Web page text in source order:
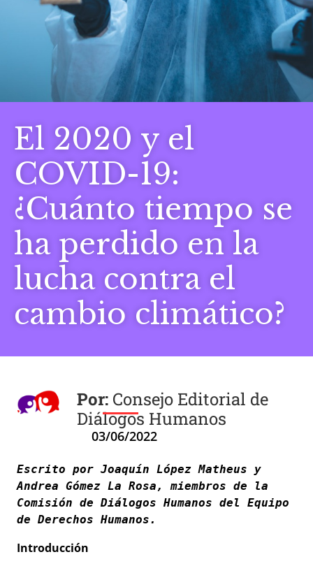
El 2020 y el
COVID-19:
¿Cuánto tiempo se
ha perdido en la
lucha contra el
cambio climático?
Consejo Editorial de
Diálogos Humanos
Escrito por Joaquín López Matheus y
Andrea Gómez La Rosa, miembros de la
Comisión de Diálogos Humanos del Equipo
de Derechos Humanos.
Introducción
03/06/2022